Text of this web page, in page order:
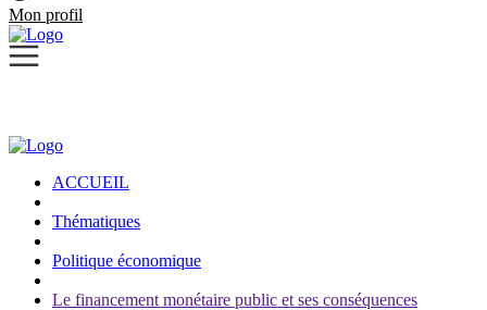
Mon profil
ACCUEIL
Thématiques
Politique économique
Le financement monétaire public et ses conséquences